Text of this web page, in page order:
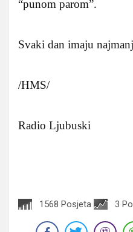
“punom parom”.
Svaki dan imaju
/HMS/
Radio Ljubuski
1568 Posjeta 3